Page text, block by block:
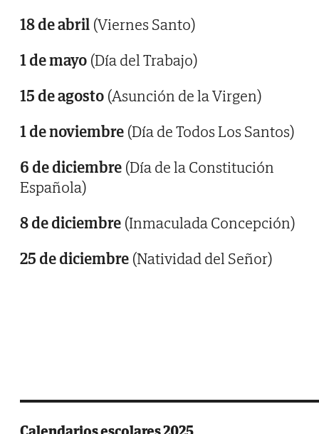
18 de abril (Viernes Santo)
1 de mayo (Día del Trabajo)
15 de agosto (Asunción de la Virgen)
1 de noviembre (Día de Todos Los Santos)
6 de diciembre (Día de la Constitución
Española)
8 de diciembre (Inmaculada Concepción)
25 de diciembre (Natividad del Señor)